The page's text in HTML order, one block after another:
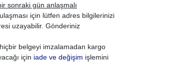
sonraki gün anlaşmalı
için lütfen adres bilgilerinizi
uzayabilir. Gönderiniz
belgeyi imzalamadan kargo
için iade ve değişim işlemini